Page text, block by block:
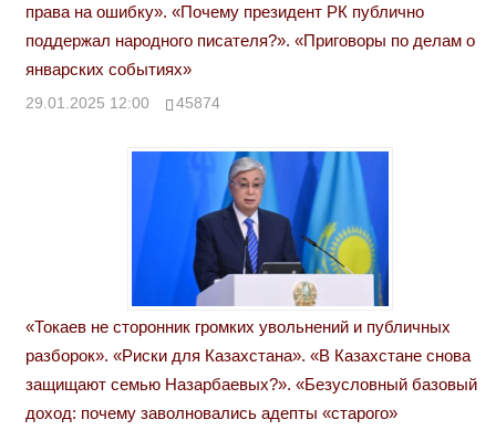
права на ошибку». «Почему президент РК публично
поддержал народного писателя?». «Приговоры по делам о
январских событиях»
29.01.2025 12:00 45874
«Токаев не сторонник громких увольнений и публичных
разборок». «Риски для Казахстана». «В Казахстане снова
защищают семью Назарбаевых?». «Безусловный базовый
доход: почему заволновались адепты «старого»